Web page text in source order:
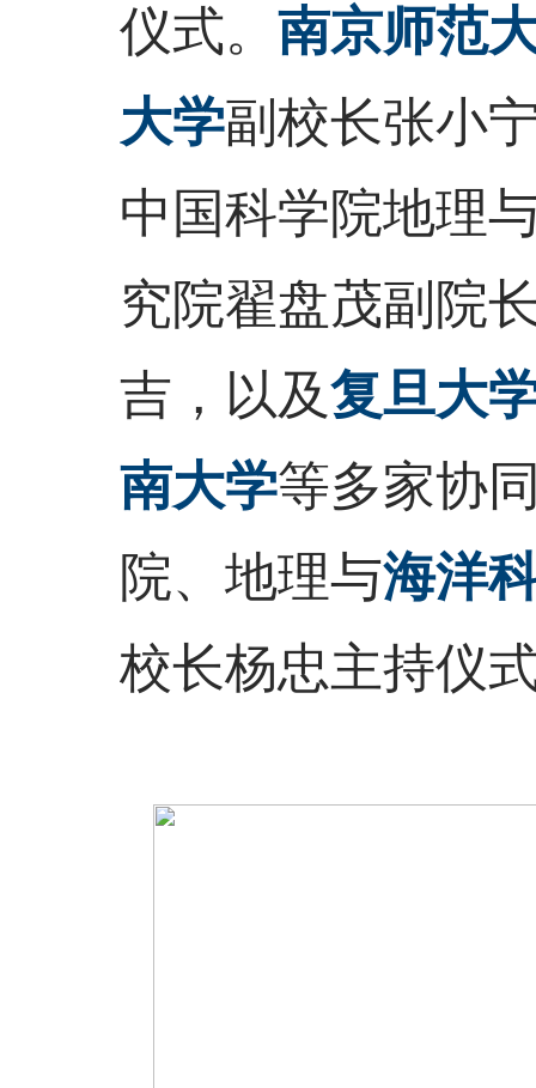
仪式。 南京师范
大学副校长张小
中国科学院地理
究院翟盘茂副院
吉，以及复旦大
南大学等多家协
院、地理与海洋
校长杨忠主持仪